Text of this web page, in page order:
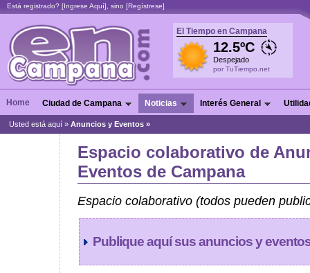
Está registrado? [Ingrese Aquí], sino [Regístrese]
El Tiempo en Campana
12.5ºC
Despejado
por TuTiempo.net
Home Ciudad de Campana Noticias Interés General
Usted está aquí » Anuncios y Eventos »
Espacio colaborativo de
Eventos de Campana
Espacio colaborativo (todos pueden
Publique aquí sus anuncios y